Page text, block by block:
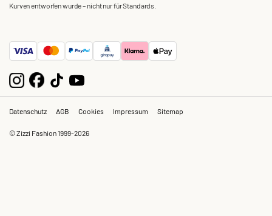
Kurven entworfen wurde – nicht nur für Standards.
Datenschutz AGB Cookies Impressum Sitemap
© Zizzi Fashion 1999-2026